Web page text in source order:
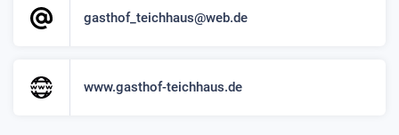
gasthof_teichhaus@web.de
www.gasthof-teichhaus.de